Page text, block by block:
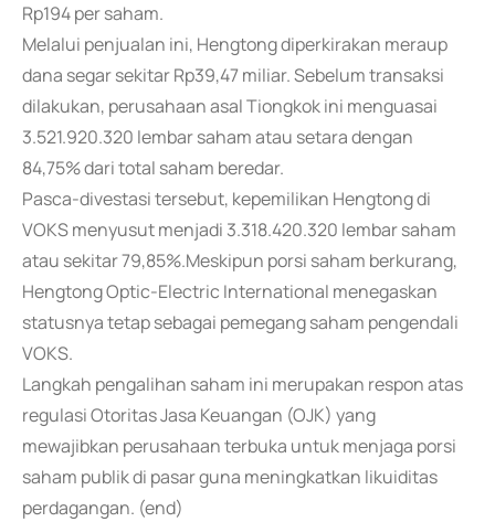
Rp194 per saham.
Melalui penjualan ini, Hengtong diperkirakan meraup
dana segar sekitar Rp39,47 miliar. Sebelum transaksi
dilakukan, perusahaan asal Tiongkok ini menguasai
3.521.920.320 lembar saham atau setara dengan
84,75% dari total saham beredar.
Pasca-divestasi tersebut, kepemilikan Hengtong di
VOKS menyusut menjadi 3.318.420.320 lembar saham
atau sekitar 79,85%.Meskipun porsi saham berkurang,
Hengtong Optic-Electric International menegaskan
statusnya tetap sebagai pemegang saham pengendali
VOKS.
Langkah pengalihan saham ini merupakan respon atas
regulasi Otoritas Jasa Keuangan (OJK) yang
mewajibkan perusahaan terbuka untuk menjaga porsi
saham publik di pasar guna meningkatkan likuiditas
perdagangan. (end)